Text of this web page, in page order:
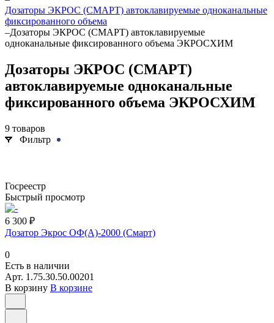
Дозаторы ЭКРОС (СМАРТ) автоклавируемые одноканальные
фиксированного объема
–Дозаторы ЭКРОС (СМАРТ) автоклавируемые
одноканальные фиксированного объема ЭКРОСХИМ
Дозаторы ЭКРОС (СМАРТ)
автоклавируемые одноканальные
фиксированного объема ЭКРОСХИМ
9 товаров
Фильтр
Госреестр
Быстрый просмотр
6 300 ₽
Дозатор Экрос ОФ(А)-2000 (Смарт)
0
Есть в наличии
Арт. 1.75.30.50.00201
В корзину В корзине